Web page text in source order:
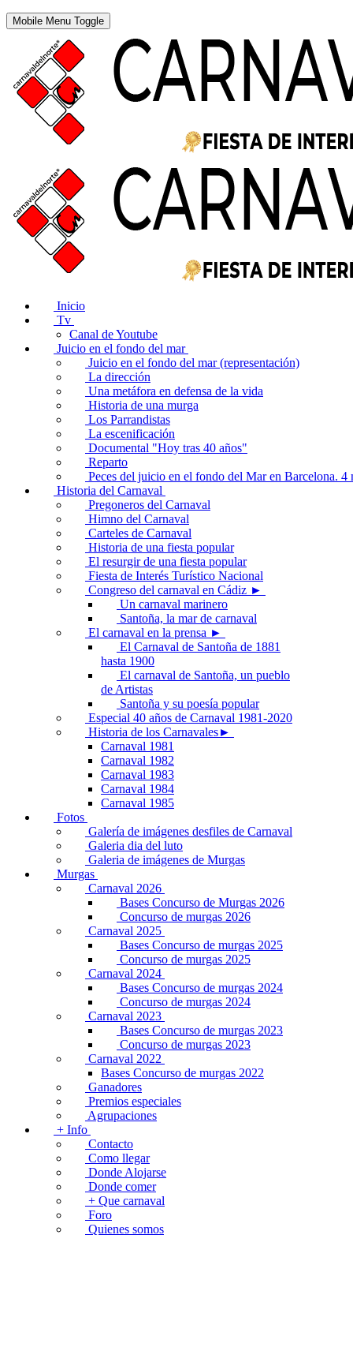
Mobile Menu Toggle
Inicio
Tv
Canal de Youtube
Juicio en el fondo del mar
Juicio en el fondo del mar (representación)
La dirección
Una metáfora en defensa de la vida
Historia de una murga
Los Parrandistas
La escenificación
Documental "Hoy tras 40 años"
Reparto
Peces del juicio en el fondo del Mar en Barcelona. 4
Historia del Carnaval
Pregoneros del Carnaval
Himno del Carnaval
Carteles de Carnaval
Historia de una fiesta popular
El resurgir de una fiesta popular
Fiesta de Interés Turístico Nacional
Congreso del carnaval en Cádiz ►
Un carnaval marinero
Santoña, la mar de carnaval
El carnaval en la prensa ►
El Carnaval de Santoña de 1881
hasta 1900
El carnaval de Santoña, un pueblo
de Artistas
Santoña y su poesía popular
Especial 40 años de Carnaval 1981-2020
Historia de los Carnavales►
Carnaval 1981
Carnaval 1982
Carnaval 1983
Carnaval 1984
Carnaval 1985
Fotos
Galería de imágenes desfiles de Carnaval
Galeria dia del luto
Galeria de imágenes de Murgas
Murgas
Carnaval 2026
Bases Concurso de Murgas 2026
Concurso de murgas 2026
Carnaval 2025
Bases Concurso de murgas 2025
Concurso de murgas 2025
Carnaval 2024
Bases Concurso de murgas 2024
Concurso de murgas 2024
Carnaval 2023
Bases Concurso de murgas 2023
Concurso de murgas 2023
Carnaval 2022
Bases Concurso de murgas 2022
Ganadores
Premios especiales
Agrupaciones
+ Info
Contacto
Como llegar
Donde Alojarse
Donde comer
+ Que carnaval
Foro
Quienes somos